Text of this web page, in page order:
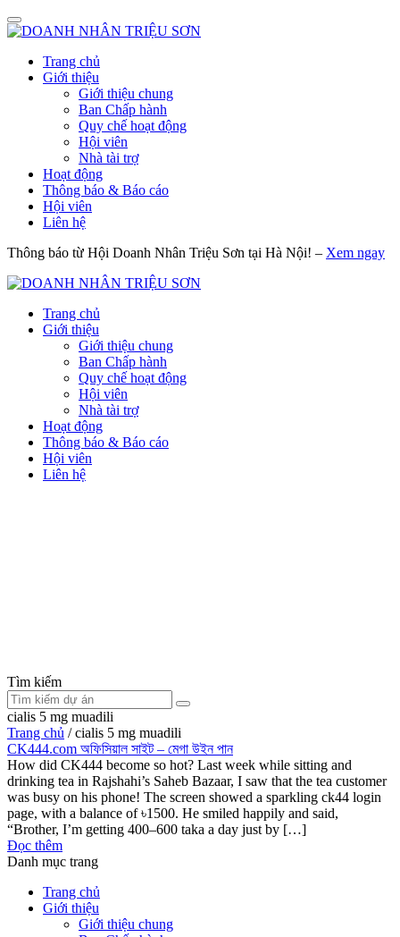
Trang chủ
Giới thiệu
Giới thiệu chung
Ban Chấp hành
Quy chế hoạt động
Hội viên
Nhà tài trợ
Hoạt động
Thông báo & Báo cáo
Hội viên
Liên hệ
Thông báo từ Hội Doanh Nhân Triệu Sơn tại Hà Nội! – Xem ngay
Trang chủ
Giới thiệu
Giới thiệu chung
Ban Chấp hành
Quy chế hoạt động
Hội viên
Nhà tài trợ
Hoạt động
Thông báo & Báo cáo
Hội viên
Liên hệ
Tìm kiếm
cialis 5 mg muadili
Trang chủ /cialis 5 mg muadili
CK444.com অফিসিয়াল সাইট – মেগা উইন পান
How did CK444 become so hot? Last week while sitting and
drinking tea in Rajshahi’s Saheb Bazaar, I saw that the tea customer
was busy on his phone! The screen showed a sparkling ck44 login
page, with a balance of ৳1500. He smiled happily and said,
“Brother, I’m getting 400–600 taka a day just by […]
Đọc thêm
Danh mục trang
Trang chủ
Giới thiệu
Giới thiệu chung